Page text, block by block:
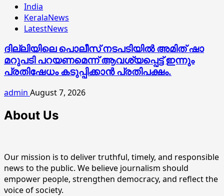
India
KeralaNews
LatestNews
ദില്ലിയിലെ പൊലീസ് നടപടിയിൽ അമിത് ഷാ
മറുപടി പറയണമെന്ന് ആവശ്യപ്പെട്ട് ഇന്നും
പ്രതിഷേധം കടുപ്പിക്കാൻ പ്രതിപക്ഷം.
admin August 7, 2026
About Us
Our mission is to deliver truthful, timely, and responsible
news to the public. We believe journalism should
empower people, strengthen democracy, and reflect the
voice of society.